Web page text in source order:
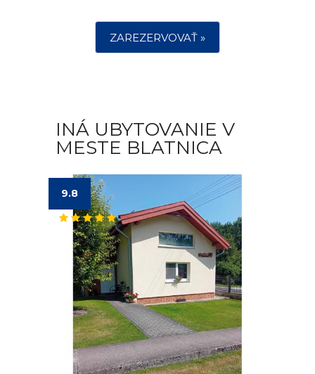
ZAREZERVOVAŤ »
INÁ UBYTOVANIE V
MESTE BLATNICA
9.8